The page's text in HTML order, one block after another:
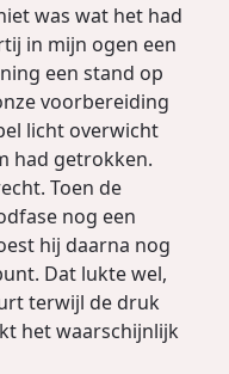
was wat het had
in mijn ogen een
een stand op
voorbereiding
licht overwicht
had getrokken.
Toen de
nog een
hij daarna nog
Dat lukte wel,
terwijl de druk
het waarschijnlijk